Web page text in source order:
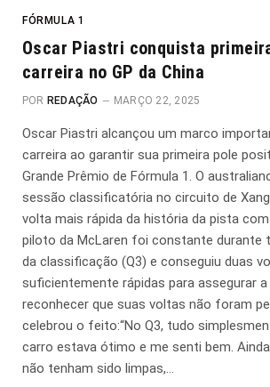
FÓRMULA 1
Oscar Piastri conquista
carreira no GP da China
POR REDAÇÃO MARÇO 22, 2025
Oscar Piastri alcançou um marco
carreira ao garantir sua primeira pole
Grande Prêmio de Fórmula 1. O
sessão classificatória no circuito de
volta mais rápida da história da pista com
piloto da McLaren foi constante durante
da classificação (Q3) e conseguiu duas
suficientemente rápidas para assegurar a
reconhecer que suas voltas não foram
celebrou o feito:“No Q3, tudo
carro estava ótimo e me senti bem.
não tenham sido limpas,…